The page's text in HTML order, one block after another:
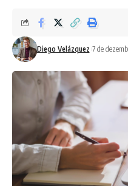
Diego Velázquez 7 de